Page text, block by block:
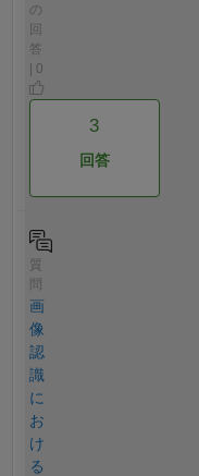
の
回
答
| 0
3
回答
質
画
像
認
識
に
お
け
る